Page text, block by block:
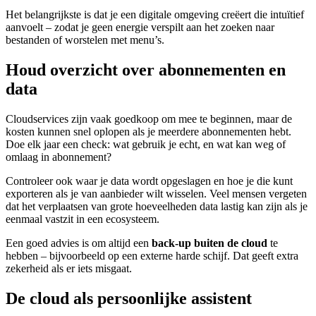
Het belangrijkste is dat je een digitale omgeving creëert die intuïtief
aanvoelt – zodat je geen energie verspilt aan het zoeken naar
bestanden of worstelen met menu’s.
Houd overzicht over abonnementen en
data
Cloudservices zijn vaak goedkoop om mee te beginnen, maar de
kosten kunnen snel oplopen als je meerdere abonnementen hebt.
Doe elk jaar een check: wat gebruik je echt, en wat kan weg of
omlaag in abonnement?
Controleer ook waar je data wordt opgeslagen en hoe je die kunt
exporteren als je van aanbieder wilt wisselen. Veel mensen vergeten
dat het verplaatsen van grote hoeveelheden data lastig kan zijn als je
eenmaal vastzit in een ecosysteem.
Een goed advies is om altijd een back-up buiten de cloud te
hebben – bijvoorbeeld op een externe harde schijf. Dat geeft extra
zekerheid als er iets misgaat.
De cloud als persoonlijke assistent